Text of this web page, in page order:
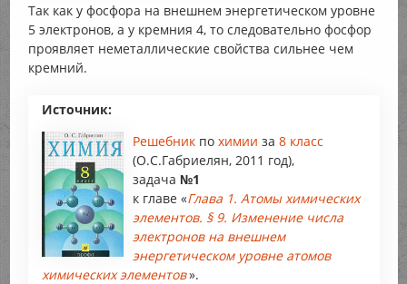
Так как у фосфора на внешнем энергетическом уровне
5 электронов, а у кремния 4, то следовательно фосфор
проявляет неметаллические свойства сильнее чем
кремний.
Источник:
Решебник по химии за 8 класс
(О.С.Габриелян, 2011 год),
задача №1
к главе «Глава 1. Атомы химических
элементов. § 9. Изменение числа
электронов на внешнем
энергетическом уровне атомов
химических элементов».